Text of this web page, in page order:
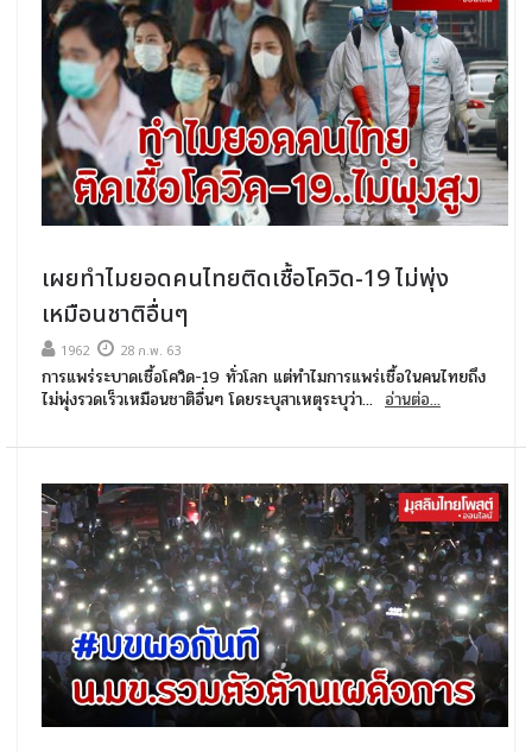
เผยทำไมยอดคนไทยติดเชื้อโควิด-19 ไม่พุ่ง
เหมือนชาติอื่นๆ
1962 28 ก.พ. 63
การแพร่ระบาดเชื้อโควิด-19 ทั่วโลก แต่ทำไมการแพร่เชื้อในคนไทยถึง
ไม่พุ่งรวดเร็วเหมือนชาติอื่นๆ โดยระบุสาเหตุระบุว่า... อ่านต่อ...